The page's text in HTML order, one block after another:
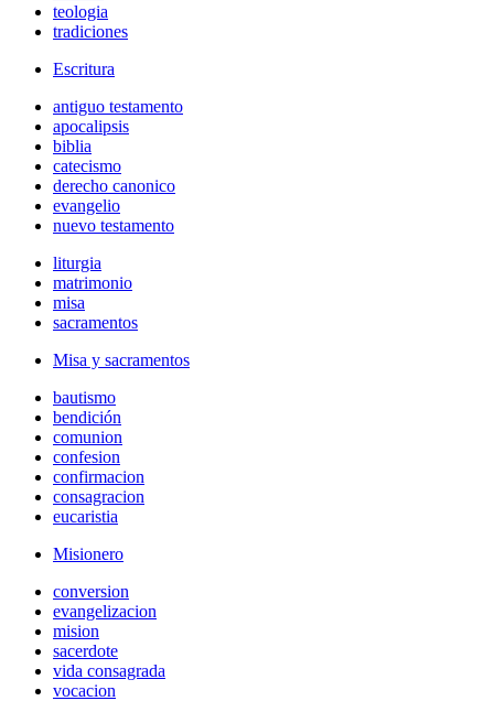
teologia
tradiciones
Escritura
antiguo testamento
apocalipsis
biblia
catecismo
derecho canonico
evangelio
nuevo testamento
liturgia
matrimonio
misa
sacramentos
Misa y sacramentos
bautismo
bendición
comunion
confesion
confirmacion
consagracion
eucaristia
Misionero
conversion
evangelizacion
mision
sacerdote
vida consagrada
vocacion